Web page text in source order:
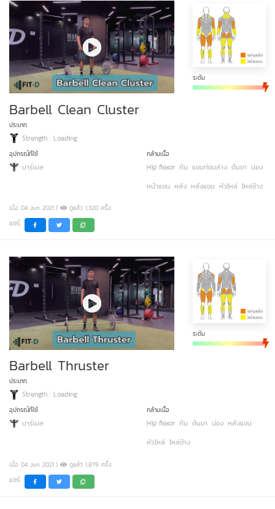
ระดับ
Barbell Clean Cluster
ประเภท
Strength : Loading
อุปกรณ์ที่ใช้
บาร์เบล
กล้ามเนื้อ
Hip flexor ก้น แขนท่อนล่าง ต้นขา น่อง
หน้าแขน หลัง หลังแขน หัวไหล่ ไหล่ข้าง
เมื่อ 04 Jun 2021 | ดูแล้ว 1,320 ครั้ง
แชร์
ระดับ
Barbell Thruster
ประเภท
Strength : Loading
อุปกรณ์ที่ใช้
บาร์เบล
กล้ามเนื้อ
Hip flexor ก้น ต้นขา น่อง หลังแขน
หัวไหล่ ไหล่ข้าง
เมื่อ 04 Jun 2021 | ดูแล้ว 1,879 ครั้ง
แชร์